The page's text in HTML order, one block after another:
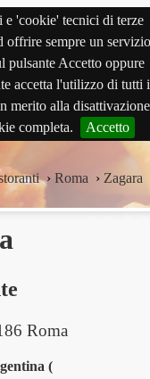
'cookie' tecnici di terze
offrire sempre un servizio
pulsante Accetto oppure
accetta l'utilizzo di tutti i
merito alla
completa.
Accetto
› Roma › Zagara
Roma
(